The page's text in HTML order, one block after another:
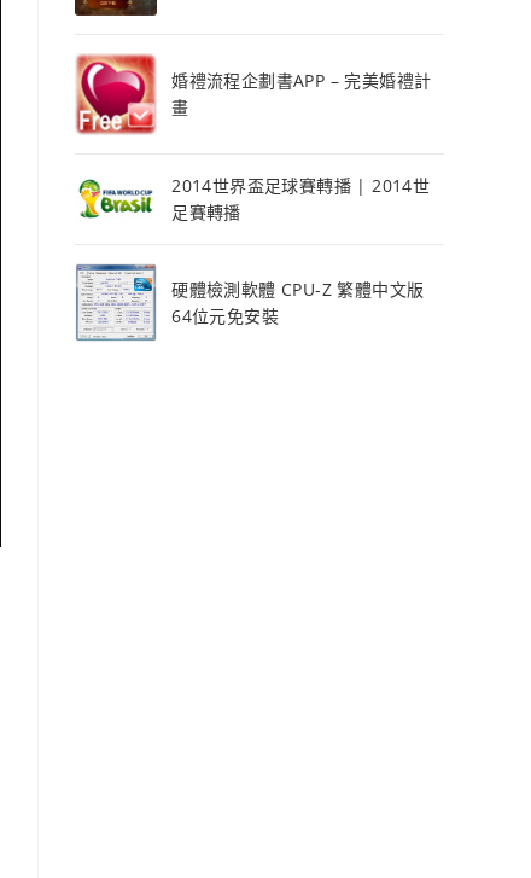
婚禮流程企劃書APP – 完美婚禮計
畫
2014世界盃足球賽轉播 | 2014世
足賽轉播
硬體檢測軟體 CPU-Z 繁體中文版
64位元免安裝